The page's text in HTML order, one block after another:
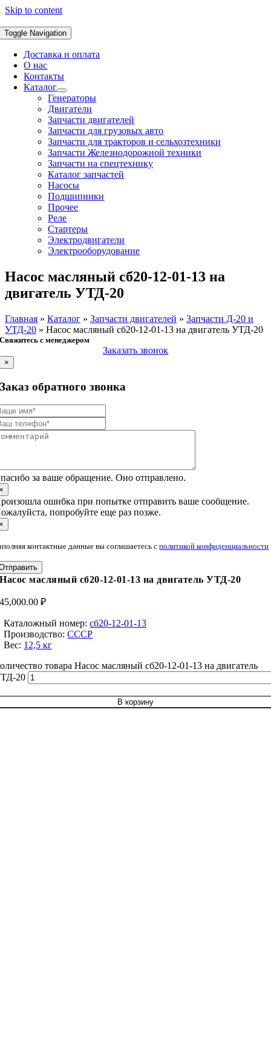
Skip to content
Toggle Navigation
Доставка и оплата
О нас
Контакты
Каталог
Генераторы
Двигатели
Запчасти двигателей
Запчасти для грузовых авто
Запчасти для тракторов и сельхозтехники
Запчасти Железнодорожной техники
Запчасти на спецтехнику
Каталог запчастей
Насосы
Подшипники
Прочее
Реле
Стартеры
Электродвигатели
Электрооборудование
Насос масляный сб20-12-01-13 на
двигатель УТД-20
Главная » Каталог » Запчасти двигателей » Запчасти Д-20 и
УТД-20 » Насос масляный сб20-12-01-13 на двигатель УТД-20
Свяжитесь с менеджером
Заказать звонок
×
Заказ обратного звонка
за ваше обращение. Оно отправлено.
ошибка при попытке отправить ваше сообщение.
попробуйте еще раз позже.
контактные данные вы соглашаетесь сполитикой конфиденциальности
Насос масляный сб20-12-01-13 на двигатель УТД-20
45,000.00₽
Каталожный номер:сб20-12-01-13
Производство:СССР
Вес: 12,5 кг
товара Насос масляный сб20-12-01-13 на двигатель
20
В корзину